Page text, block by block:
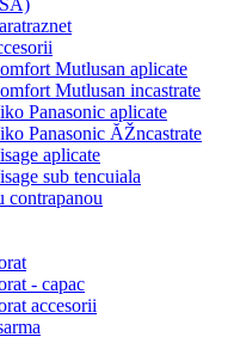
Mutlusan aplicate
Mutlusan incastrate
Panasonic aplicate
Panasonic ĂŽncastrate
aplicate
sub tencuiala
contrapanou
- capac
accesorii